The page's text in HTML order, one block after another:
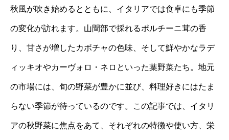
秋風が吹き始めるとともに、イタリアでは食卓にも季節
の変化が訪れます。山間部で採れるポルチーニ茸の香
り、甘さが増したカボチャの色味、そして鮮やかなラデ
ィッキオやカーヴォロ・ネロといった葉野菜たち。地元
の市場には、旬の野菜が豊かに並び、料理好きにはたま
らない季節が待っているのです。この記事では、イタリ
アの秋野菜に焦点をあて、それぞれの特徴や使い方、栄